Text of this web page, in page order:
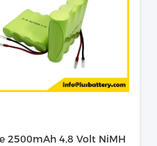
2500mAh 4,8 Volt NiMH